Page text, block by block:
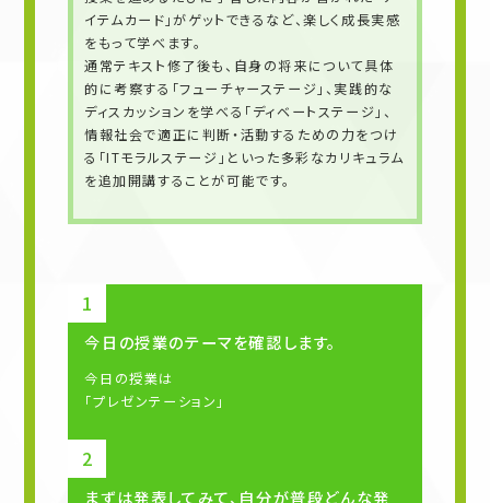
イテムカード」がゲットできるなど、楽しく成長実感
をもって学べます。
通常テキスト修了後も、自身の将来について具体
的に考察する「フューチャーステージ」、実践的な
ディスカッションを学べる「ディベートステージ」、
情報社会で適正に判断・活動するための力をつけ
る「ITモラルステージ」といった多彩なカリキュラム
を追加開講することが可能です。
今日の授業のテーマを確認します。
今日の授業は
「プレゼンテーション」
まずは発表してみて、自分が普段どんな発